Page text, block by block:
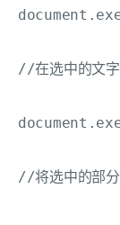
//在选中的文
//将选中的部分